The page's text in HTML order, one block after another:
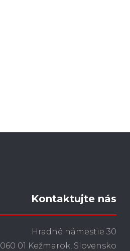
Kontaktujte nás
Hradné námestie 30
060 01 Kežmarok, Slovensko